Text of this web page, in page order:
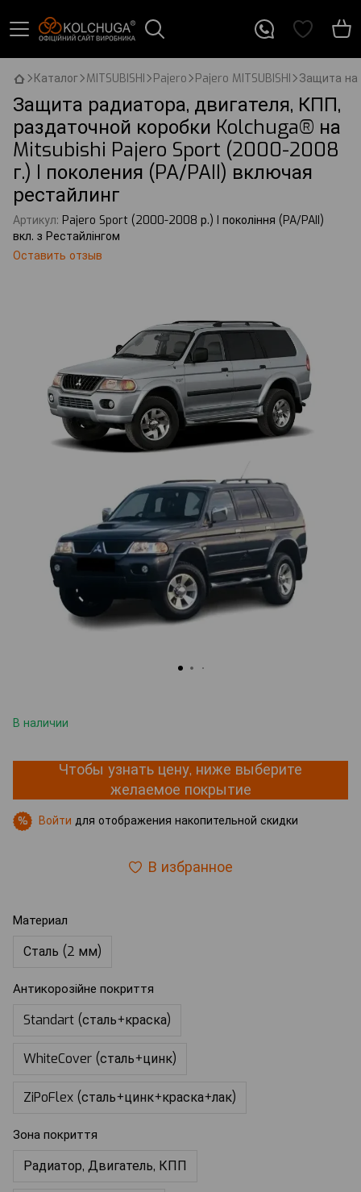
Каталог MITSUBISHI Pajero Pajero MITSUBISHI Защита на
Защита радиатора, двигателя, КПП,
раздаточной коробки Kolchuga® на
Mitsubishi Pajero Sport (2000-2008
г.) I поколения (PA/PAII) включая
рестайлинг
Артикул: Pajero Sport (2000-2008 р.) I покоління (PA/PAII)
вкл. з Рестайлінгом
Оставить отзыв
В наличии
Чтобы узнать цену, ниже выберите
желаемое покрытие
% Войти для отображения накопительной скидки
В избранное
Материал
Сталь (2 мм)
Антикорозійне покриття
Standart (сталь+краска)
WhiteCover (сталь+цинк)
ZiPoFlex (сталь+цинк+краска+лак)
Зона покриття
Радиатор, Двигатель, КПП